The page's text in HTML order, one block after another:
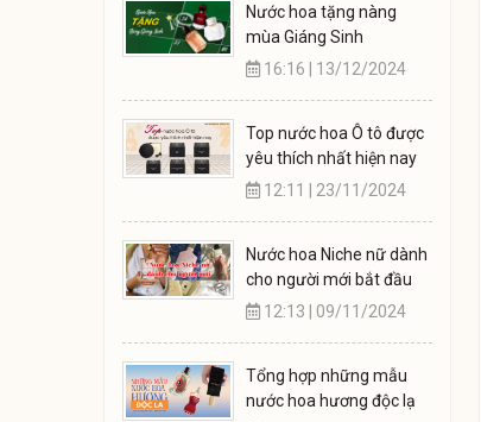
Nước hoa tặng nàng
mùa Giáng Sinh
16:16 | 13/12/2024
Top nước hoa Ô tô được
yêu thích nhất hiện nay
12:11 | 23/11/2024
Nước hoa Niche nữ dành
cho người mới bắt đầu
12:13 | 09/11/2024
Tổng hợp những mẫu
nước hoa hương độc lạ